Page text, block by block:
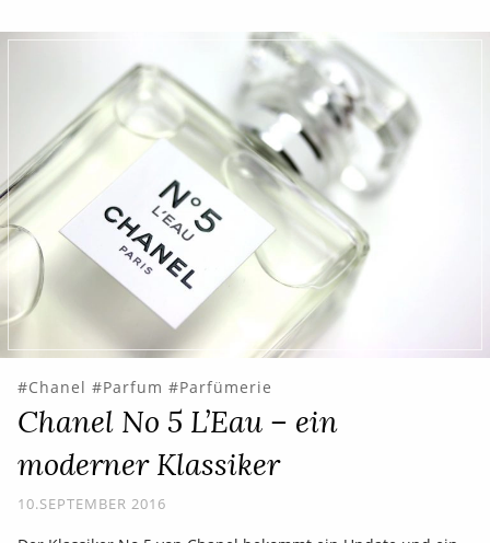
Chanel Parfum Parfümerie
Chanel No 5 L’Eau – ein
moderner Klassiker
10.SEPTEMBER 2016